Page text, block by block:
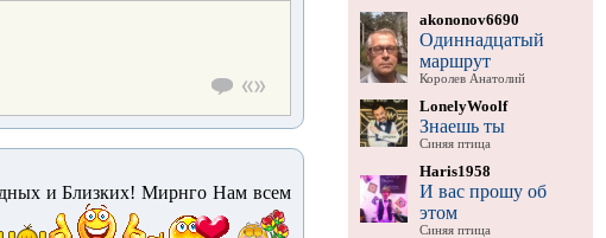
и Близких! Мирнго Нам всем
akononov6690
Одиннадцатый
маршрут
Королев Анатолий
LonelyWoolf
Знаешь ты
Синяя птица
Haris1958
И вас прошу об
этом
Синяя птица